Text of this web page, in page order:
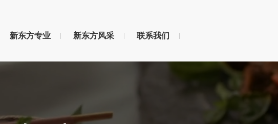
新东方专业 新东方风采 联系我们